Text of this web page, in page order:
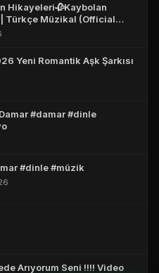
Hikayeleri🥀Kaybolan
(Official
Yeni Romantik Aşk Şarkısı
#dinle #müzik
Arıyorum Seni !!!! Video